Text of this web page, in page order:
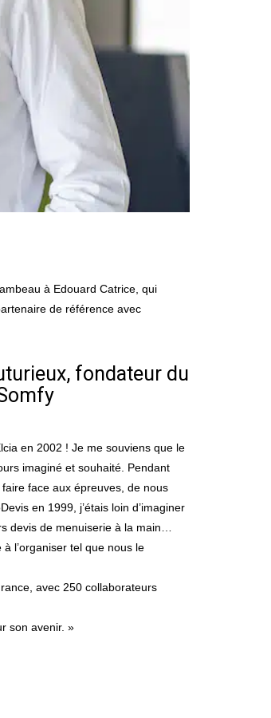
de référence avec
fondateur du
en 2002 ! Je me souviens que le
imaginé et souhaité. Pendant
face aux épreuves, de nous
en 1999, j’étais loin d’imaginer
devis de menuiserie à la main…
l’organiser tel que nous le
avec 250 collaborateurs
son avenir. »